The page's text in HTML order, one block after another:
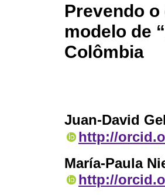
Prevendo
modelo de
Colômbia
Juan-David
http://
María-Paula
http://